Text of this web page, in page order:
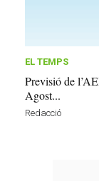
EL TEMPS
Previsió de
Agost...
Redacció